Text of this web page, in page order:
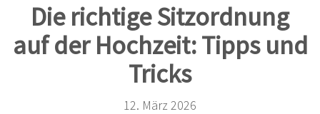
Babynamen
Die richtige Sitzordnung
auf der Hochzeit: Tipps und
Tricks
12. März 2026